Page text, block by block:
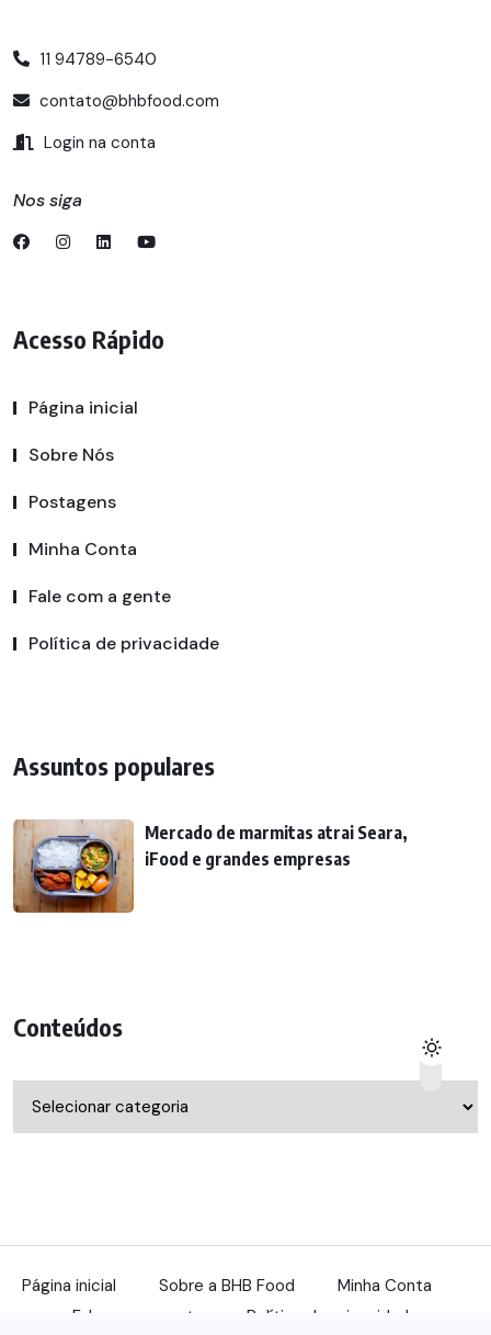
11 94789-6540
contato@bhbfood.com
Login na conta
Nos siga
Acesso Rápido
Página inicial
Sobre Nós
Postagens
Minha Conta
Fale com a gente
Política de privacidade
Assuntos populares
Mercado de marmitas atrai Seara,
iFood e grandes empresas
Conteúdos
Página inicial Sobre a BHB Food
Minha Conta
Fale com a gente
Política de privacidade